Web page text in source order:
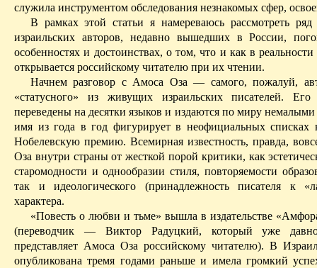
служила инструментом обследования незнакомых сфер,
В рамках этой статьи я намереваюсь рассмотреть ряд
израильских авторов, недавно вышедших в России,
особенностях и достоинствах, о том, что и как в
открывается российскому читателю при их чтении.
Начнем разговор сАмоса Оза— самого, пожалуй,
«статусного» из живущих израильских писателей. Его
переведены на десятки языков и издаются по миру
имя из года в год фигурирует в неофициальных списках
Нобелевскую премию. Всемирная известность, правда,
Оза внутри страны от жест­кой порой критики, как
старомодности и однообразии стиля, повторяемости
так и идеологического (принадлежность писателя к
характера.
«Повесть о любви и тьме» вышла в издательстве
(переводчик — Виктор Радуцкий, который уже
представляет Амоса Оза российскому читателю). В
опубликована тремя годами раньше и имела громкий